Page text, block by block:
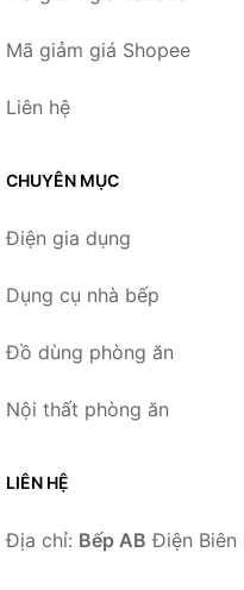
Mã giảm giá Shopee
Liên hệ
CHUYÊN MỤC
Điện gia dụng
Dụng cụ nhà bếp
Đồ dùng phòng ăn
Nội thất phòng ăn
LIÊN HỆ
Địa chỉ: Bếp AB Điện Biên